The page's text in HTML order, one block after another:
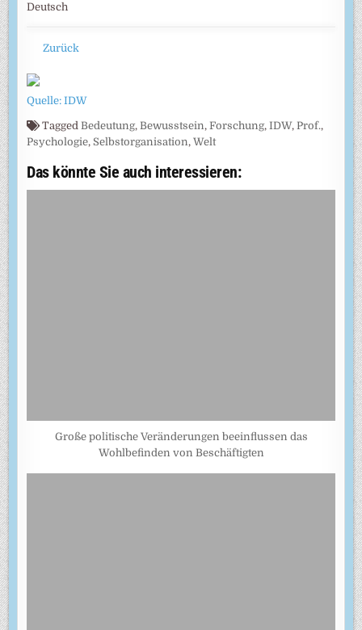
Deutsch
Zurück
Quelle: IDW
Tagged Bedeutung, Bewusstsein,Forschung,IDW, Prof.,
Psychologie, Selbstorganisation,Welt
Das könnte Sie auch interessieren:
Große politische Veränderungen beeinflussen das
Wohlbefinden von Beschäftigten